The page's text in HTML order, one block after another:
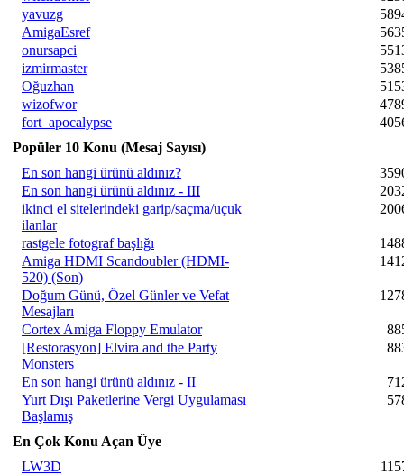
yavuzg
AmigaEsref
onursapci
izmirmaster
Oğuzhan
wizofwor
fort_apocalypse
Popüler 10 Konu (Mesaj Sayısı)
En son hangi ürünü aldınız?
En son hangi ürünü aldınız - III
ikinci el sitelerindeki garip/saçma/uçuk
ilanlar
rastgele fotograf başlığı
Amiga HDMI Scandoubler (HDMI-
520) (Son)
Doğum Günü, Özel Günler ve Vefat
Mesajları
Cortex Amiga Floppy Emulator
[Restorasyon] Elvira and the Party
Monsters
En son hangi ürünü aldınız - II
Yurt Dışı Paketlerine Vergi Uygulaması
Başlamış
En Çok Konu Açan Üye
LW3D